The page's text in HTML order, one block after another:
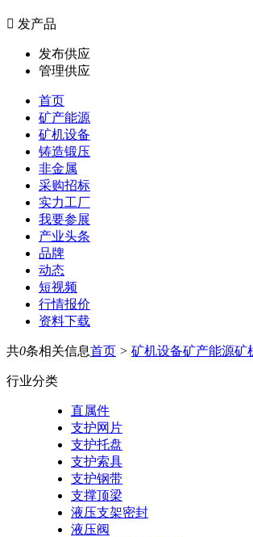
 发产品
发布供应
管理供应
首页
矿产能源
矿机设备
铸造锻压
非金属
采购招标
实力工厂
我要参展
产业头条
品牌
动态
短视频
行情报价
资料下载
共0条相关信息首页 > 矿机设备矿产能源矿
行业分类
直属件
支护网片
支护托盘
支护索具
支护钢带
支撑顶梁
液压支架密封
液压阀